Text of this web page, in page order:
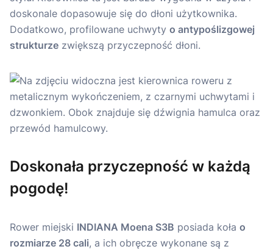
doskonale dopasowuje się do dłoni użytkownika.
Dodatkowo, profilowane uchwyty o antypoślizgowej
strukturze zwiększą przyczepność dłoni.
Doskonała przyczepność w każdą
pogodę!
Rower miejski INDIANA Moena S3B posiada koła o
rozmiarze 28 cali, a ich obręcze wykonane są z